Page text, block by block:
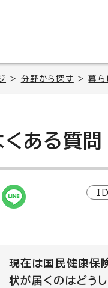
> 分野から探す >暮ら
ある質問
現在は国民健康保
状が届くのはどう